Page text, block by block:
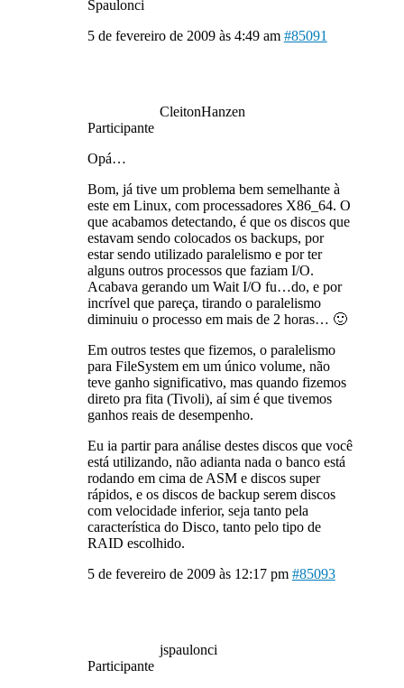
Spaulonci
5 de fevereiro de 2009 às 4:49 am #85091
CleitonHanzen
Participante
Opá…
Bom, já tive um problema bem semelhante à
este em Linux, com processadores X86_64. O
que acabamos detectando, é que os discos que
estavam sendo colocados os backups, por
estar sendo utilizado paralelismo e por ter
alguns outros processos que faziam I/O.
Acabava gerando um Wait I/O fu…do, e por
incrível que pareça, tirando o paralelismo
diminuiu o processo em mais de 2 horas… 🙂
Em outros testes que fizemos, o paralelismo
para FileSystem em um único volume, não
teve ganho significativo, mas quando fizemos
direto pra fita (Tivoli), aí sim é que tivemos
ganhos reais de desempenho.
Eu ia partir para análise destes discos que você
está utilizando, não adianta nada o banco está
rodando em cima de ASM e discos super
rápidos, e os discos de backup serem discos
com velocidade inferior, seja tanto pela
característica do Disco, tanto pelo tipo de
RAID escolhido.
5 de fevereiro de 2009 às 12:17 pm #85093
jspaulonci
Participante